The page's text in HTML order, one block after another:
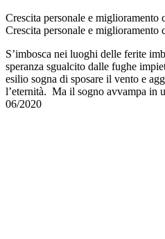
Crescita personale e miglioramento
Crescita personale e miglioramento
S’imbosca nei luoghi delle ferite
speranza sgualcito dalle fughe
esilio sogna di sposare il vento e
l’eternità. Ma il sogno avvampa in
06/2020